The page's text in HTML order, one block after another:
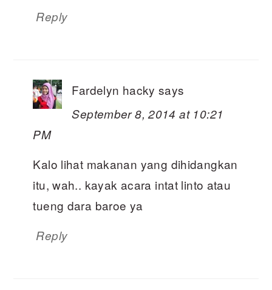
Reply
Fardelyn hacky says
September 8, 2014 at 10:21
PM
Kalo lihat makanan yang dihidangkan
itu, wah.. kayak acara intat linto atau
tueng dara baroe ya
Reply